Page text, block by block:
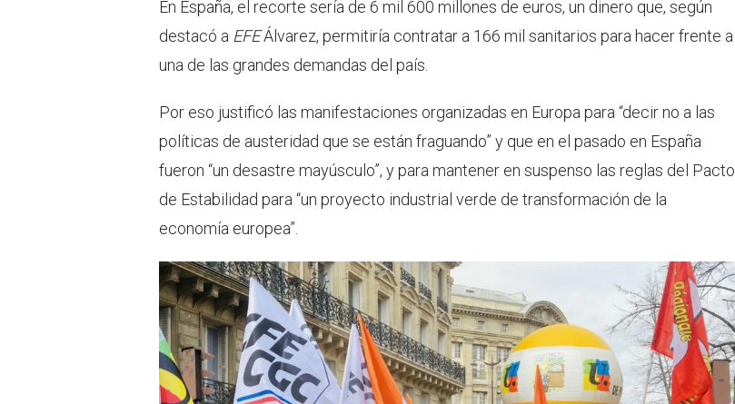
En España, el recorte sería de 6 mil 600 millones de euros, un dinero que, según
destacó a EFEÁlvarez, permitiría contratar a 166 mil sanitarios para hacer frente a
una de las grandes demandas del país.
Por eso justificó las manifestaciones organizadas en Europa para “decir no a las
políticas de austeridad que se están fraguando” y que en el pasado en España
fueron “un desastre mayúsculo”, y para mantener en suspenso las reglas del Pacto
de Estabilidad para “un proyecto industrial verde de transformación de la
economía europea”.